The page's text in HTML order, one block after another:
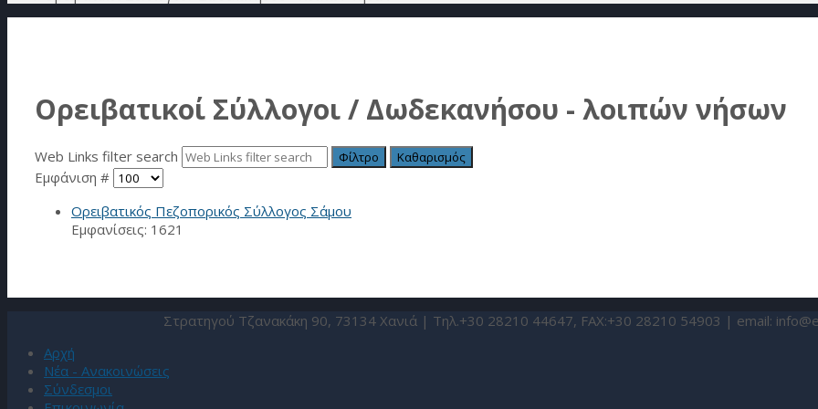
Ορειβατικοί Σύλλογοι / Δωδεκανήσου - λοιπών νήσων
Web Links filter search Φίλτρο Καθαρισμός
Εμφάνιση #
Ορειβατικός Πεζοπορικός Σύλλογος Σάμου
Εμφανίσεις: 1621
Στρατηγού Τζανακάκη 90, 73134 Χανιά | Τηλ.+30 28210 44647, FAX:+30 28210 54903 | email:
Αρχή
Νέα - Ανακοινώσεις
Σύνδεσμοι